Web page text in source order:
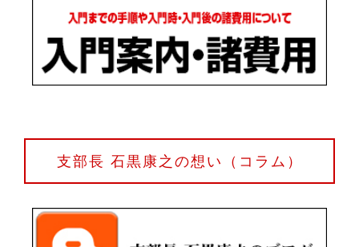
支部長 石黒康之の想い（コラム）